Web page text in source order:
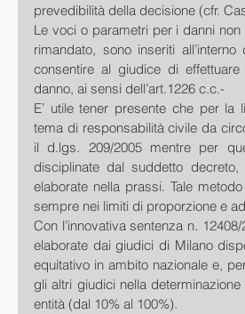
prevedibilità della decisione (cfr.
Le voci o parametri per i danni
rimandato, sono inseriti
consentire al giudice di
danno, ai sensi dell’art.1226 c.c.-
E’ utile tener presente che per la
tema di responsabilità civile da
il d.lgs. 209/2005 mentre per
disciplinate dal suddetto
elaborate nella prassi. Tale
sempre nei limiti di proporzione e
Con l’innovativa sentenza n.
elaborate dai giudici di Milano
equitativo in ambito nazionale e,
gli altri giudici nella determinazione
entità (dal 10% al 100%).